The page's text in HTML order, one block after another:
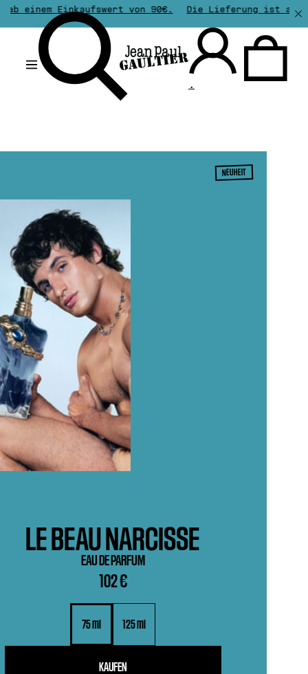
Einkaufswert von 90€. Die Lieferung ist ab einem
.
NEUHEIT
LE BEAU NARCISSE
EAU DE PARFUM
102 €
75 ml 125 ml
KAUFEN